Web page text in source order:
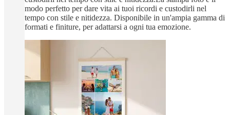
modo perfetto per dare vita ai tuoi ricordi e custodirli nel
tempo con stile e nitidezza. Disponibile in un'ampia gamma di
formati e finiture, per adattarsi a ogni tua emozione.